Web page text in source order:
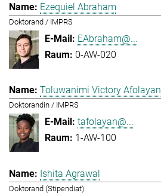
Ezequiel Abraham
Doktorand / IMPRS
EAbraham@...
0-AW-020
Toluwanimi Victory Afolayan
Doktorandin / IMPRS
tafolayan@...
1-AW-100
Ishita Agrawal
Doktorand (Stipendiat)